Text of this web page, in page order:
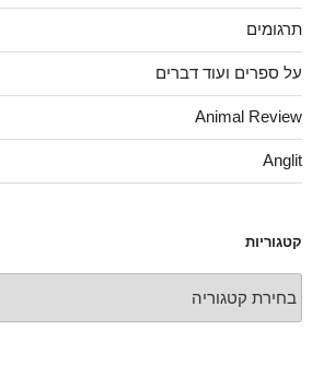
תרגומים
על ספרים ועוד דברים
Animal Review
Anglit
קטגוריות